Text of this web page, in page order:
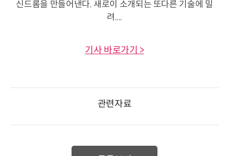
신드롬을 만들어낸다. 새로이 소개되는 또다른 기술에 밀
려....
기사 바로가기 >
관련자료